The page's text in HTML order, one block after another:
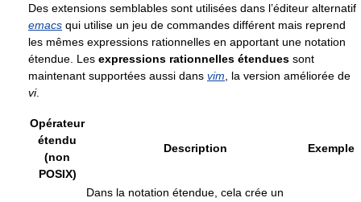
Des extensions semblables sont utilisées dans l’éditeur alternatif
emacs qui utilise un jeu de commandes différent mais reprend
les mêmes expressions rationnelles en apportant une notation
étendue. Les expressions rationnelles étendues sont
maintenant supportées aussi dans vim, la version améliorée de
vi.
Opérateur
étendu
(non
POSIX)
Description Exemple
Dans la notation étendue, cela crée un